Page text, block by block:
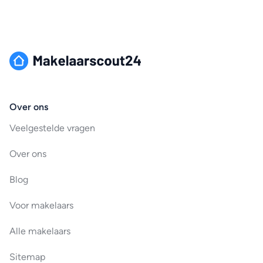
Over ons
Veelgestelde vragen
Over ons
Blog
Voor makelaars
Alle makelaars
Sitemap